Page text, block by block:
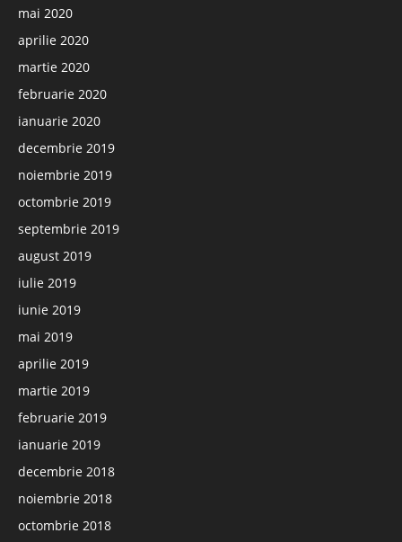
mai 2020
aprilie 2020
martie 2020
februarie 2020
ianuarie 2020
decembrie 2019
noiembrie 2019
octombrie 2019
septembrie 2019
august 2019
iulie 2019
iunie 2019
mai 2019
aprilie 2019
martie 2019
februarie 2019
ianuarie 2019
decembrie 2018
noiembrie 2018
octombrie 2018